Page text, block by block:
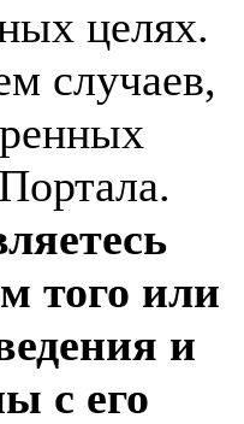
целях.
случаев,
того или
и
с его